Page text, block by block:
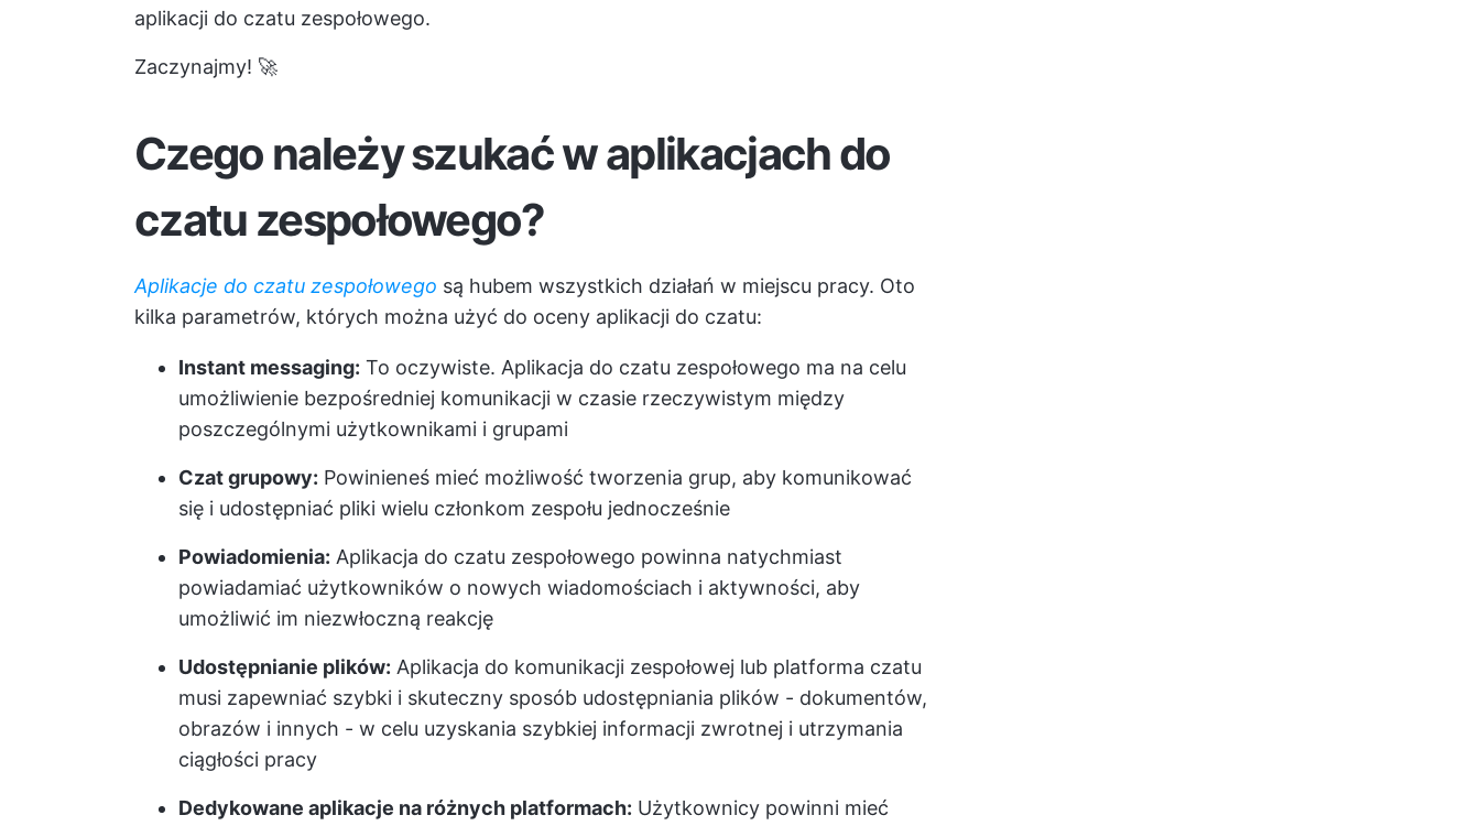
aplikacji do czatu zespołowego.
Zaczynajmy! 🚀
Czego należy szukać w aplikacjach do
czatu zespołowego?
Aplikacje do czatu zespołowego są hubem wszystkich działań w miejscu pracy. Oto
kilka parametrów, których można użyć do oceny aplikacji do czatu:
Instant messaging: To oczywiste. Aplikacja do czatu zespołowego ma na celu
umożliwienie bezpośredniej komunikacji w czasie rzeczywistym między
poszczególnymi użytkownikami i grupami
Czat grupowy: Powinieneś mieć możliwość tworzenia grup, aby komunikować
się i udostępniać pliki wielu członkom zespołu jednocześnie
Powiadomienia: Aplikacja do czatu zespołowego powinna natychmiast
powiadamiać użytkowników o nowych wiadomościach i aktywności, aby
umożliwić im niezwłoczną reakcję
Udostępnianie plików: Aplikacja do komunikacji zespołowej lub platforma czatu
musi zapewniać szybki i skuteczny sposób udostępniania plików - dokumentów,
obrazów i innych - w celu uzyskania szybkiej informacji zwrotnej i utrzymania
ciągłości pracy
Dedykowane aplikacje na różnych platformach: Użytkownicy powinni mieć